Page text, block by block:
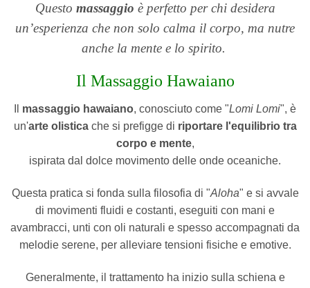
Questo massaggio è perfetto per chi desidera
un’esperienza che non solo calma il corpo, ma nutre
anche la mente e lo spirito.
Il Massaggio Hawaiano
massaggio hawaiano, conosciuto come "Lomi Lomi", è
un'arte olisticache si prefigge di riportare l'equilibrio tra
corpo e mente,
ispirata dal dolce movimento delle onde oceaniche.
Questa pratica si fonda sulla filosofia di "Aloha" e si avvale
di movimenti fluidi e costanti, eseguiti con mani e
avambracci, unti con oli naturali e spesso accompagnati da
melodie serene, per alleviare tensioni fisiche e emotive.
Generalmente, il trattamento ha inizio sulla schiena e